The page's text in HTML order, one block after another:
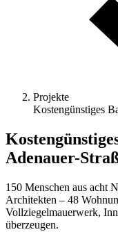
Projekte
Kostengünstiges
Adenauer-
150 Menschen aus acht
Architekten – 48
Vollziegelmauerwerk,
überzeugen.